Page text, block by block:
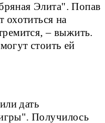
Элита". Попав
охотиться на
– выжить.
стоить ей
дать
Получилось